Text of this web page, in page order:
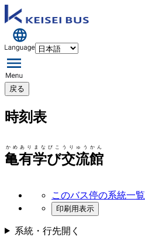
戻る
時刻表
亀有学び交流館
かめありまなびこうりゅうかん
このバス停の系統一覧
印刷用表示
系統・行先開く